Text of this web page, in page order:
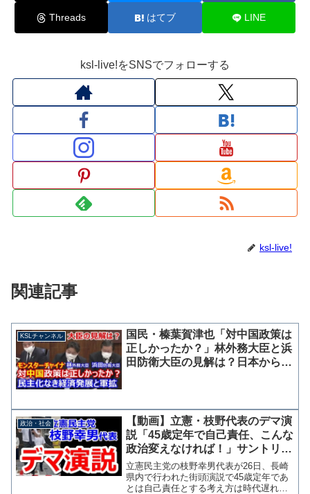
Threads はてブ LINE
ksl-live!をSNSでフォローする
ksl-live!
関連記事
KSLチャンネル
国民・榛葉賀津也「対中国政策は
正しかったか？」林外務大臣と浜
田防衛大臣の見解は？日本からの
政治・社会
【動画】立憲・枝野代表のデマ演
説「45歳定年で自己責任、こんな
政治変えなければ！」サントリー
HD新浪社長の発言で政府批判
立憲民主党の枝野幸男代表が26日、長崎
県内で行われた街頭演説で45歳定年であ
とは自己責任とする考え方は時代遅れと